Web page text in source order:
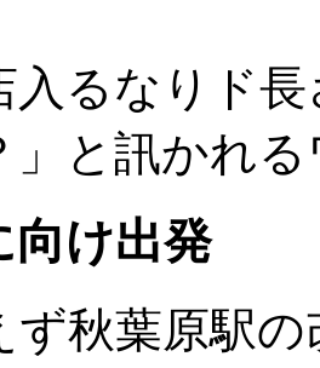
入るなりド
」と訊かれ
向け出発
ず秋葉原駅